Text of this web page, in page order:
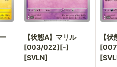
【状態A】マリル
[003/022][-]
[SVLN]
【